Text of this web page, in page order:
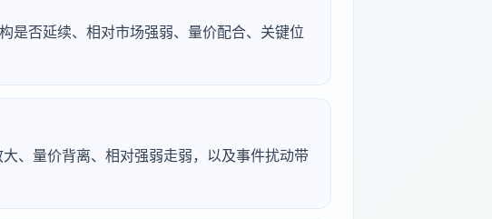
是否延续、相对市场强弱、量价配合、关键位
、量价背离、相对强弱走弱，以及事件扰动带